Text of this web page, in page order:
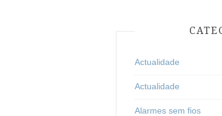
Actualidade
Actualidade
Alarmes sem fios